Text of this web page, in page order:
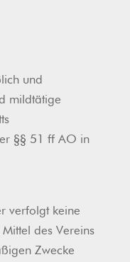
und
mildtätige
§§ 51 ff AO in
verfolgt keine
des Vereins
Zwecke